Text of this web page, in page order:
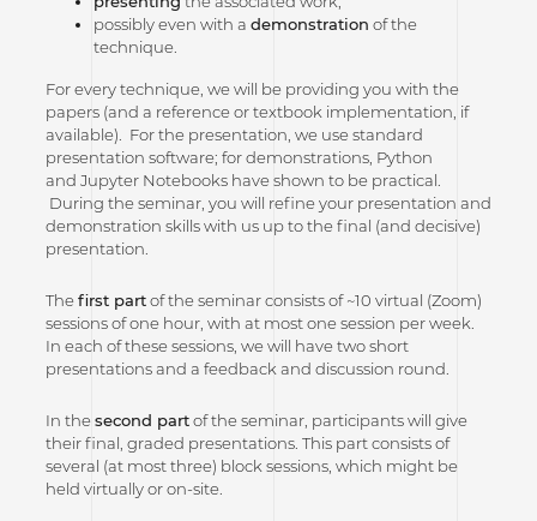
possibly even with a demonstration of the
technique.
For every technique, we will be providing you with the
papers (and a reference or textbook implementation, if
available). For the presentation, we use standard
presentation software; for demonstrations, Python
and Jupyter Notebooks have shown to be practical.
During the seminar, you will refine your presentation and
demonstration skills with us up to the final (and decisive)
presentation.
Thefirst partof the seminar consists of ~10 virtual (Zoom)
sessions of one hour, with at most one session per week.
In each of these sessions, we will have two short
presentations and a feedback and discussion round.
In thesecond partof the seminar, participants will give
their final, graded presentations. This part consists of
several (at most three) block sessions, which might be
held virtually or on-site.